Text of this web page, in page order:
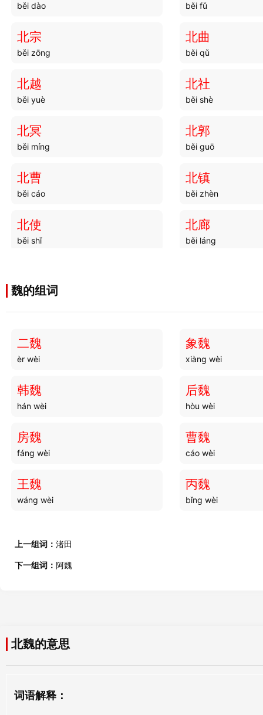
běi dào běi fǔ
北宗
běi zōng
北曲
běi qǔ
北越
běi yuè
北社
běi shè
北冥
běi míng
北郭
běi guō
北曹
běi cáo
北镇
běi zhèn
北使
běi shǐ
北廊
běi láng
běi zhì
北魏 北狄
北岩 北毳
北朔 北声
北非 北挠
běi chuí
北酆
běi fēng běi luò
北垂
魏的组词
二魏
èr wèi
象魏
xiàng wèi
韩魏
hán wèi
后魏
hòu wèi
房魏
fáng wèi
曹魏
cáo wèi
王魏
wáng wèi
丙魏
bǐng wèi
上一组词： 渚田
下一组词： 阿魏
北魏的意思
词语解释：